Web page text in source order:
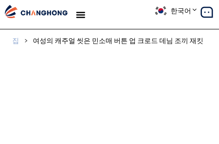
한국어
집 > 여성의 캐주얼 씻은 민소매 버튼 업 크로드 데님 조끼 재킷